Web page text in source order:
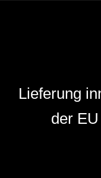
Lieferung
der